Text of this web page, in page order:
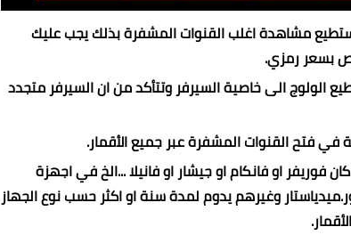
مشاهدة اغلب القنوات المشفرة بذلك يجب عليك
بسعر رمزي.
الولوج الى خاصية السيرفر وتتأكد من ان السيرفر متجدد
فتح القنوات المشفرة عبر جميع الأقمار.
فوريفر او فانكام او جيشار او فانيلا ...الخ في اجهزة
وغيرهم يدوم لمدة سنة او اكثر حسب نوع الجهاز